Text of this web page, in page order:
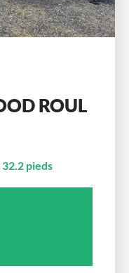
ROUL
32.2 pieds